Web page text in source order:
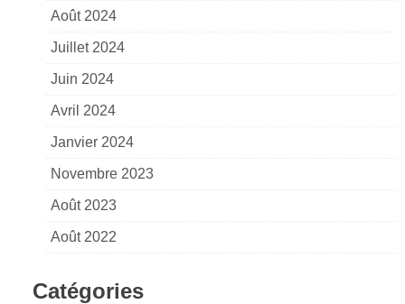
Août 2024
Juillet 2024
Juin 2024
Avril 2024
Janvier 2024
Novembre 2023
Août 2023
Août 2022
Catégories